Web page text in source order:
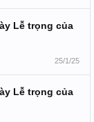
Lễ trọng của
25/1/25
Lễ trọng của